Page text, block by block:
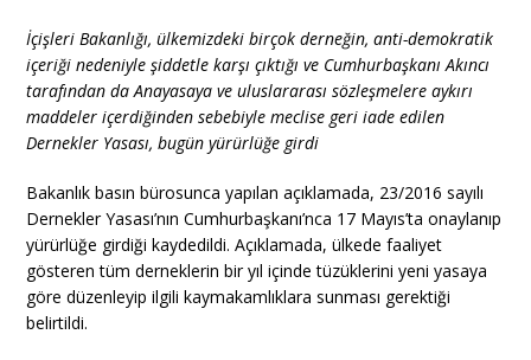
İçişleri Bakanlığı, ülkemizdeki birçok derneğin, anti-demokratik
içeriği nedeniyle şiddetle karşı çıktığı ve Cumhurbaşkanı Akıncı
tarafından da Anayasaya ve uluslararası sözleşmelere aykırı
maddeler içerdiğinden sebebiyle meclise geri iade edilen
Dernekler Yasası, bugün yürürlüğe girdi
Bakanlık basın bürosunca yapılan açıklamada, 23/2016 sayılı
Dernekler Yasası’nın Cumhurbaşkanı’nca 17 Mayıs’ta onaylanıp
yürürlüğe girdiği kaydedildi. Açıklamada, ülkede faaliyet
gösteren tüm derneklerin bir yıl içinde tüzüklerini yeni yasaya
göre düzenleyip ilgili kaymakamlıklara sunması gerektiği
belirtildi.